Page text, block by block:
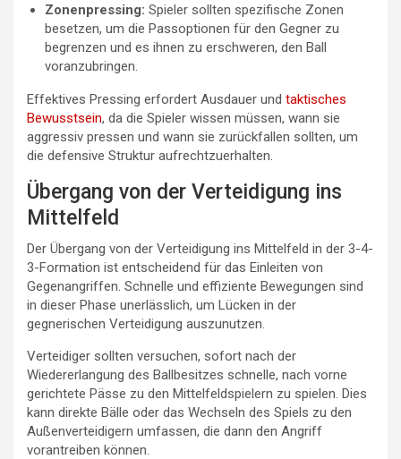
Zonenpressing: Spieler sollten spezifische Zonen
besetzen, um die Passoptionen für den Gegner zu
begrenzen und es ihnen zu erschweren, den Ball
voranzubringen.
Effektives Pressing erfordert Ausdauer und taktisches
Bewusstsein, da die Spieler wissen müssen, wann sie
aggressiv pressen und wann sie zurückfallen sollten, um
die defensive Struktur aufrechtzuerhalten.
Übergang von der Verteidigung ins
Mittelfeld
Der Übergang von der Verteidigung ins Mittelfeld in der 3-4-
3-Formation ist entscheidend für das Einleiten von
Gegenangriffen. Schnelle und effiziente Bewegungen sind
in dieser Phase unerlässlich, um Lücken in der
gegnerischen Verteidigung auszunutzen.
Verteidiger sollten versuchen, sofort nach der
Wiedererlangung des Ballbesitzes schnelle, nach vorne
gerichtete Pässe zu den Mittelfeldspielern zu spielen. Dies
kann direkte Bälle oder das Wechseln des Spiels zu den
Außenverteidigern umfassen, die dann den Angriff
vorantreiben können.